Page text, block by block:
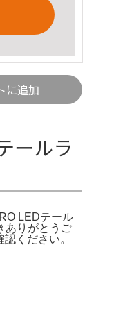
に追加
ールラ
LEDテール
りがとうご
ください。